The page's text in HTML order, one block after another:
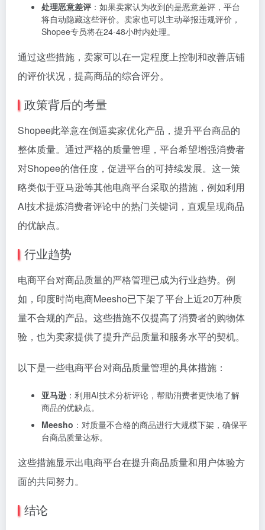
处理恶意差评 ：如果卖家认为收到的是恶意差评，平台
将自动隐藏这些评价。卖家也可以主动举报违规评价，
Shopee专员将在24-48小时内处理。
通过这些措施，卖家可以在一定程度上控制和改善店铺
的评价状况，提高商品的综合评分。
政策背后的考量
Shopee此举意在倒逼卖家优化产品，提升平台商品的
整体质量。通过严格的质量管理，平台希望增强消费者
对Shopee的信任度，促进平台的可持续发展。这一策
略类似于亚马逊等其他电商平台采取的措施，例如利用
AI技术提炼消费者评论中的热门关键词，直观呈现商品
的优缺点。
行业趋势
电商平台对商品质量的严格管理已成为行业趋势。例
如，印度时尚电商Meesho已下架了平台上近20万种质
量不合规的产品。这些措施不仅提高了消费者的购物体
验，也为卖家提供了提升产品质量和服务水平的契机。
以下是一些电商平台对商品质量管理的具体措施：
亚马逊：利用AI技术分析评论，帮助消费者更快地了解
商品的优缺点。
Meesho ：对质量不合格的商品进行大规模下架，确保平
台商品质量达标。
这些措施显示出电商平台在提升商品质量和用户体验方
面的共同努力。
结论